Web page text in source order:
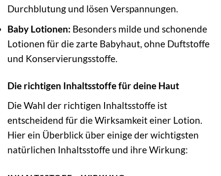
Durchblutung und lösen Verspannungen.
Baby Lotionen: Besonders milde und schonende
Lotionen für die zarte Babyhaut, ohne Duftstoffe
und Konservierungsstoffe.
Die richtigen Inhaltsstoffe für deine Haut
Die Wahl der richtigen Inhaltsstoffe ist
entscheidend für die Wirksamkeit einer Lotion.
Hier ein Überblick über einige der wichtigsten
natürlichen Inhaltsstoffe und ihre Wirkung: